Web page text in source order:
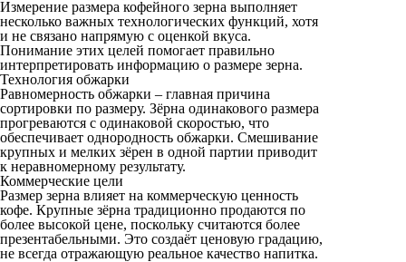
Измерение размера кофейного зерна выполняет
несколько важных технологических функций, хотя
и не связано напрямую с оценкой вкуса.
Понимание этих целей помогает правильно
интерпретировать информацию о размере зерна.
Технология обжарки
Равномерность обжарки – главная причина
сортировки по размеру. Зёрна одинакового размера
прогреваются с одинаковой скоростью, что
обеспечивает однородность обжарки. Смешивание
крупных и мелких зёрен в одной партии приводит
к неравномерному результату.
Коммерческие цели
Размер зерна влияет на коммерческую ценность
кофе. Крупные зёрна традиционно продаются по
более высокой цене, поскольку считаются более
презентабельными. Это создаёт ценовую градацию,
не всегда отражающую реальное качество напитка.